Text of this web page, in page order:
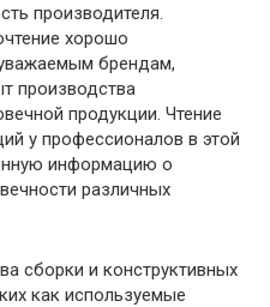
производителя.
хорошо
брендам,
производства
продукции. Чтение
у профессионалов в этой
информацию о
различных
сборки и конструктивных
как используемые